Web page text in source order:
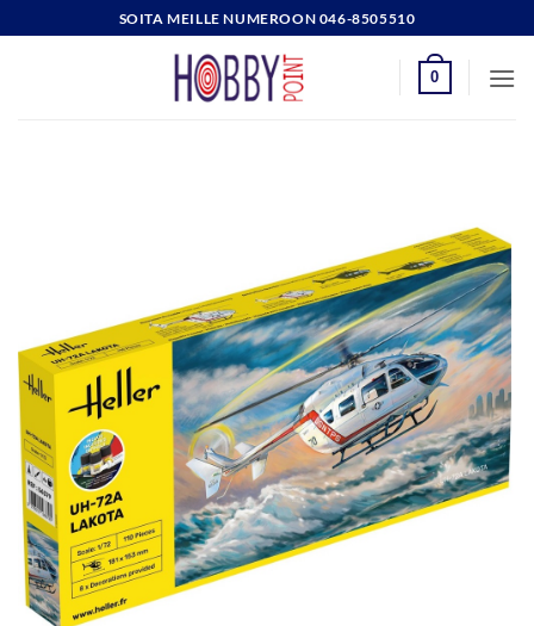
to
SOITA MEILLE NUMEROON 046-8505510
0